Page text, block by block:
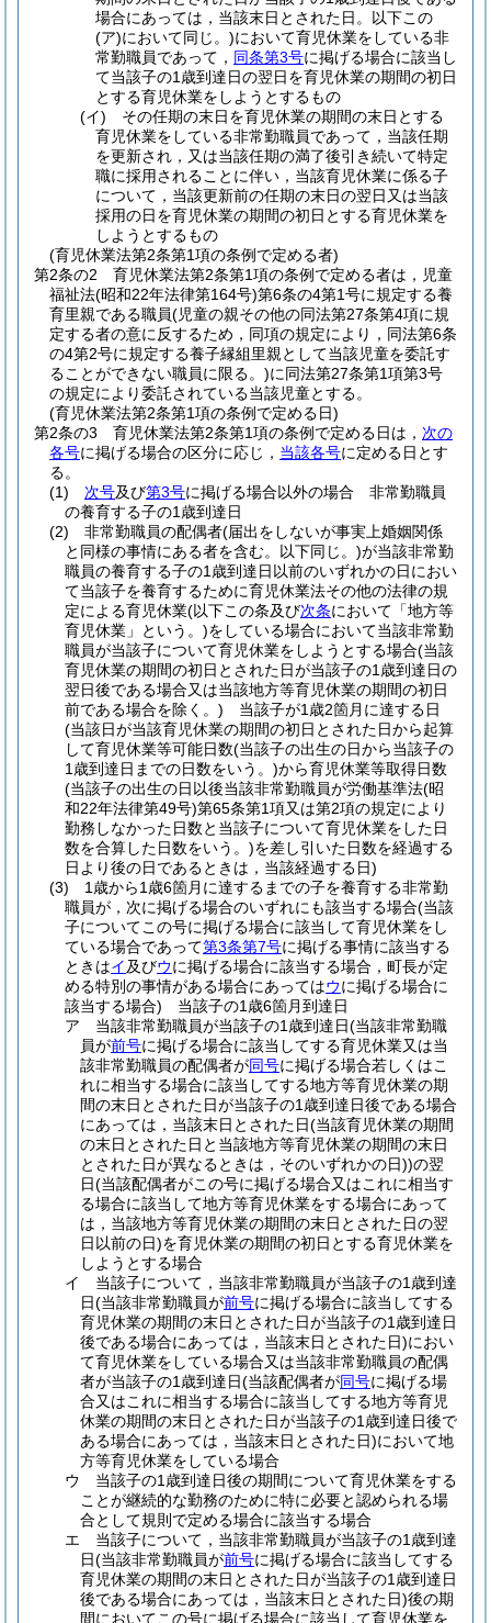
場合にあっては，当該末日とされた日。以下この
(ア)において同じ。)において育児休業をしている非
常勤職員であって， 同条第3号に掲げる場合に該当し
て当該子の1歳到達日の翌日を育児休業の期間の初日
とする育児休業をしようとするもの
(イ)
その任期の末日を育児休業の期間の末日とする
育児休業をしている非常勤職員であって，当該任期
を更新され，又は当該任期の満了後引き続いて特定
職に採用されることに伴い，当該育児休業に係る子
について，当該更新前の任期の末日の翌日又は当該
採用の日を育児休業の期間の初日とする育児休業を
しようとするもの
(育児休業法第2条第1項の条例で定める者)
第2条の2
育児休業法第2条第1項の条例で定める者は，児童
福祉法(昭和22年法律第164号)第6条の4第1号に規定する養
育里親である職員(児童の親その他の同法第27条第4項に規
定する者の意に反するため，同項の規定により，同法第6条
の4第2号に規定する養子縁組里親として当該児童を委託す
ることができない職員に限る。)に同法第27条第1項第3号
の規定により委託されている当該児童とする。
(育児休業法第2条第1項の条例で定める日)
第2条の3
育児休業法第2条第1項の条例で定める日は， 次の
各号に掲げる場合の区分に応じ， 当該各号に定める日とす
る。
(1)
次号及び第3号に掲げる場合以外の場合 非常勤職員
の養育する子の1歳到達日
(2)
非常勤職員の配偶者(届出をしないが事実上婚姻関係
と同様の事情にある者を含む。以下同じ。)が当該非常勤
職員の養育する子の1歳到達日以前のいずれかの日におい
て当該子を養育するために育児休業法その他の法律の規
定による育児休業(以下この条及び次条において「地方等
育児休業」という。)をしている場合において当該非常勤
職員が当該子について育児休業をしようとする場合(当該
育児休業の期間の初日とされた日が当該子の1歳到達日の
翌日後である場合又は当該地方等育児休業の期間の初日
前である場合を除く。) 当該子が1歳2箇月に達する日
(当該日が当該育児休業の期間の初日とされた日から起算
して育児休業等可能日数(当該子の出生の日から当該子の
1歳到達日までの日数をいう。)から育児休業等取得日数
(当該子の出生の日以後当該非常勤職員が労働基準法(昭
和22年法律第49号)第65条第1項又は第2項の規定により
勤務しなかった日数と当該子について育児休業をした日
数を合算した日数をいう。)を差し引いた日数を経過する
日より後の日であるときは，当該経過する日)
(3)
1歳から1歳6箇月に達するまでの子を養育する非常勤
職員が，次に掲げる場合のいずれにも該当する場合(当該
子についてこの号に掲げる場合に該当して育児休業をし
ている場合であって第3条第7号に掲げる事情に該当する
ときはイ及びウに掲げる場合に該当する場合，町長が定
める特別の事情がある場合にあってはウに掲げる場合に
該当する場合) 当該子の1歳6箇月到達日
ア
当該非常勤職員が当該子の1歳到達日(当該非常勤職
員が前号に掲げる場合に該当してする育児休業又は当
該非常勤職員の配偶者が同号に掲げる場合若しくはこ
れに相当する場合に該当してする地方等育児休業の期
間の末日とされた日が当該子の1歳到達日後である場合
にあっては，当該末日とされた日(当該育児休業の期間
の末日とされた日と当該地方等育児休業の期間の末日
とされた日が異なるときは，そのいずれかの日))の翌
日(当該配偶者がこの号に掲げる場合又はこれに相当す
る場合に該当して地方等育児休業をする場合にあって
は，当該地方等育児休業の期間の末日とされた日の翌
日以前の日)を育児休業の期間の初日とする育児休業を
しようとする場合
イ
当該子について，当該非常勤職員が当該子の1歳到達
日(当該非常勤職員が前号に掲げる場合に該当してする
育児休業の期間の末日とされた日が当該子の1歳到達日
後である場合にあっては，当該末日とされた日)におい
て育児休業をしている場合又は当該非常勤職員の配偶
者が当該子の1歳到達日(当該配偶者が同号に掲げる場
合又はこれに相当する場合に該当してする地方等育児
休業の期間の末日とされた日が当該子の1歳到達日後で
ある場合にあっては，当該末日とされた日)において地
方等育児休業をしている場合
ウ
当該子の1歳到達日後の期間について育児休業をする
ことが継続的な勤務のために特に必要と認められる場
合として規則で定める場合に該当する場合
エ
当該子について，当該非常勤職員が当該子の1歳到達
日(当該非常勤職員が前号に掲げる場合に該当してする
育児休業の期間の末日とされた日が当該子の1歳到達日
後である場合にあっては，当該末日とされた日)後の期
間においてこの号に掲げる場合に該当して育児休業を